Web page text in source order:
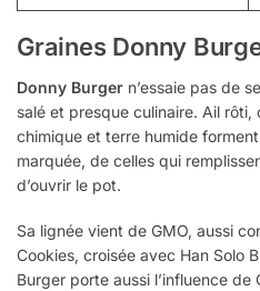
Graines Donny
Donny Burger n’essaie pas de
salé et presque culinaire. Ail rôti,
chimique et terre humide
marquée, de celles qui
d’ouvrir le pot.
Sa lignée vient de GMO, aussi
Cookies, croisée avec Han Solo
Burger porte aussi l’influence